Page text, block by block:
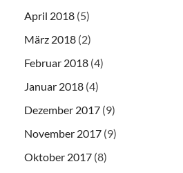
April 2018 (5)
März 2018 (2)
Februar 2018 (4)
Januar 2018 (4)
Dezember 2017 (9)
November 2017 (9)
Oktober 2017 (8)